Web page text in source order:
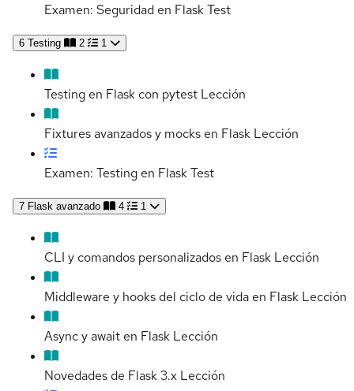
Examen: Seguridad en FlaskTest
6 Testing 2 1
Testing en Flask con pytest Lección
Fixtures avanzados y mocks en Flask Lección
Examen: Testing en FlaskTest
7 Flask avanzado 4 1
CLI y comandos personalizados en Flask Lección
Middleware y hooks del ciclo de vida en Flask Lección
Async y await en Flask Lección
Novedades de Flask 3.x Lección